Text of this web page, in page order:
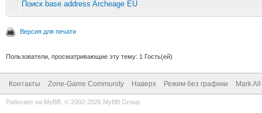
Поиск base address Archeage EU
Версия для печати
Пользователи, просматривающие эту тему: 1 Гость(ей)
Контакты Zone-Game Community Наверх Режим без графики Mark
Работает на MyBB , © 2002-2026 MyBB Group